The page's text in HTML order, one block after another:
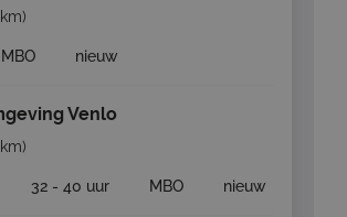
MBO nieuw
Venlo
32 - 40 uur MBO nieuw